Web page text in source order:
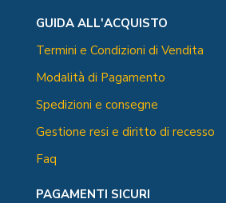
GUIDA ALL'ACQUISTO
Termini e Condizioni di Vendita
Modalità di Pagamento
Spedizioni e consegne
Gestione resi e diritto di recesso
Faq
PAGAMENTI SICURI